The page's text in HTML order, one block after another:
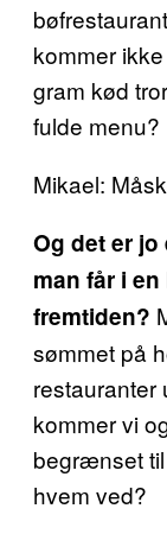
kommer
gram kød
fulde menu?
Mikael:
Og det er
man får i
fremtiden?
sømmet på
restauranter
kommer vi
begrænset
hvem ved?